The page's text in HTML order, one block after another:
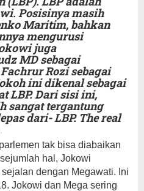
Posisinya masih
Maritim, bahkan
mengurusi
juga
MD sebagai
Rozi sebagai
ini dikenal sebagai
LBP. Dari sisi ini,
sangat tergantung
dari- LBP. The real
tak bisa diabaikan
hal, Jokowi
dengan Megawati. Ini
Jokowi dan Mega sering